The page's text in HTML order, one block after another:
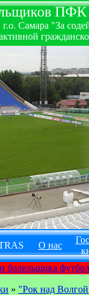
Самара "За
О нас
болельщика
» "Рок над